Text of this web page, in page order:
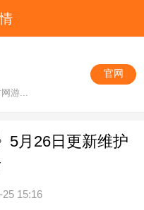
游...
官网
5月26日更新维护
15:16